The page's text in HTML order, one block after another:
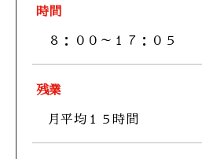
時間
８：００～１７：０５
残業
月平均１５時間